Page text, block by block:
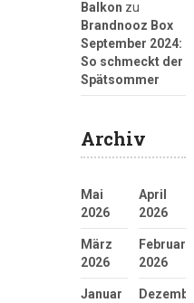
Balkon zu
Brandnooz Box
September 2024:
So schmeckt der
Spätsommer
Archiv
Mai
2026
April
2026
März
2026
Februar
2026
Januar